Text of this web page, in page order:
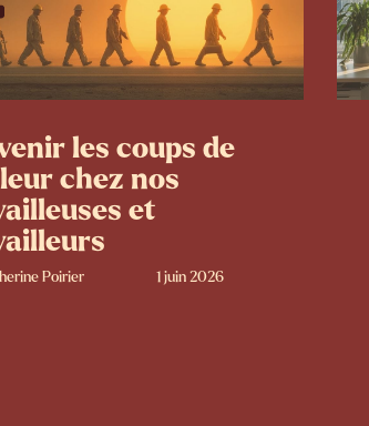
les coups de
chez nos
et
Poirier 1 juin 2026